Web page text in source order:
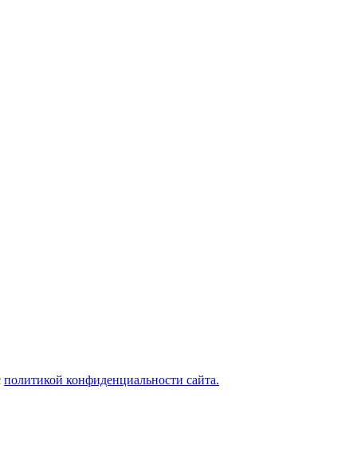
политикой конфиденциальности сайта.